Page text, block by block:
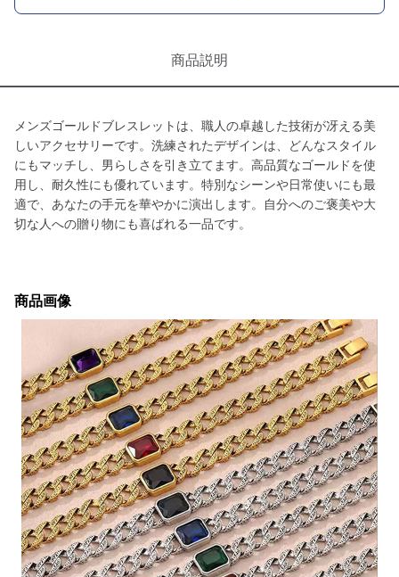
商品説明
メンズゴールドブレスレットは、職人の卓越した技術が冴える美
しいアクセサリーです。洗練されたデザインは、どんなスタイル
にもマッチし、男らしさを引き立てます。高品質なゴールドを使
用し、耐久性にも優れています。特別なシーンや日常使いにも最
適で、あなたの手元を華やかに演出します。自分へのご褒美や大
切な人への贈り物にも喜ばれる一品です。
商品画像